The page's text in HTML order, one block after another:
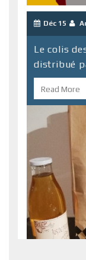
Déc 15
Le colis
distribué
Read More